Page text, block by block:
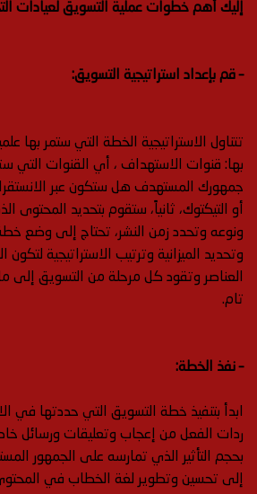
إليك أهم خطوات عملية التسويق لعيادات
– قم بإعداد استراتيجية التسويق:
تتناول الاستراتيجية الخطة التي ستمر بها
بها: قنوات الاستهداف ، أي القنوات التي
جمهورك المستهدف هل ستكون عبر الانستقرام
أو التيكتوك، ثانياً، ستقوم بتحديد المحتوى
ونوعه وتحدد زمن النشر، تحتاج إلى وضع
وتحديد الميزانية وترتيب الاستراتيجية
العناصر وتقود كل مرحلة من التسويق إلى
تام.
– نفذ الخطة:
ابدأ بتنفيذ خطة التسويق التي حددتها في
ردات الفعل من إعجاب وتعليقات ورسائل
بحجم التأثير الذي تمارسه على الجمهور
إلى تحسين وتطوير لغة الخطاب في